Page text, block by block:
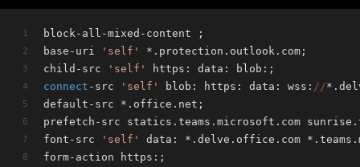
block-all-mixed-content ;
base-uri
'self'
*.protection.outlook.com;
child-src
'self'
https: data: blob:;
connect -src 'self' blob: https: data: wss: //
default-src *.office.net;
prefetch-src statics.teams.microsoft.com
font-src
'self'
data: *.delve.office.com
form-action https:;